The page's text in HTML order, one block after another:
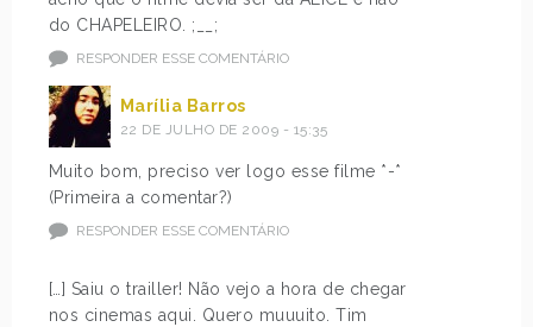
do CHAPELEIRO. ;__;
RESPONDER ESSE COMENTÁRIO
Marília Barros
22 DE JULHO DE 2009 - 15:35
Muito bom, preciso ver logo esse filme *-*
(Primeira a comentar?)
RESPONDER ESSE COMENTÁRIO
[…] Saiu o trailler! Não vejo a hora de chegar
nos cinemas aqui. Quero muuuito. Tim